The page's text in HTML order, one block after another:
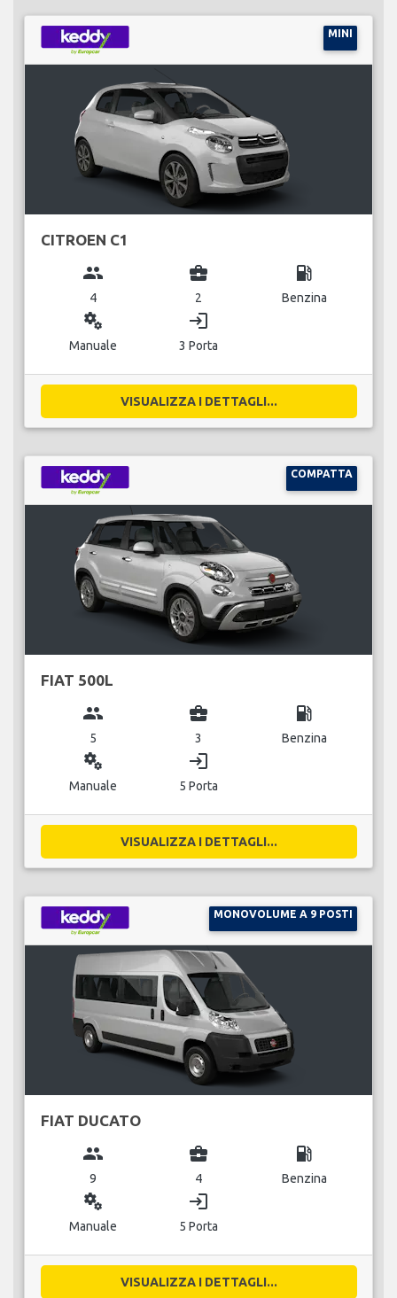
MINI
CITROEN C1
group
4
business_center
2
local_gas_station
Benzina
miscellaneous_services
Manuale
login
3 Porta
VISUALIZZA I DETTAGLI...
COMPATTA
FIAT 500L
group
5
business_center
3
local_gas_station
Benzina
miscellaneous_services
Manuale
login
5 Porta
VISUALIZZA I DETTAGLI...
MONOVOLUME A 9 POSTI
FIAT DUCATO
group
9
business_center
4
local_gas_station
Benzina
miscellaneous_services
Manuale
login
5 Porta
VISUALIZZA I DETTAGLI...